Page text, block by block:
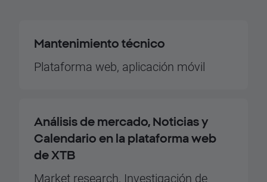
Mantenimiento técnico
Plataforma web, aplicación móvil
Análisis de mercado, Noticias y
Calendario en la plataforma web
de XTB
Market research, Investigación de